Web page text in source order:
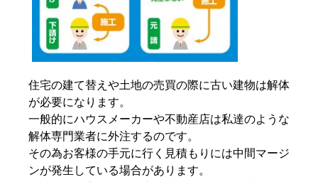
住宅の建て替えや土地の売買の際に古い建物は解体
が必要になります。
一般的にハウスメーカーや不動産店は私達のような
解体専門業者に外注するのです。
その為お客様の手元に行く見積もりには中間マージ
ンが発生している場合があります。